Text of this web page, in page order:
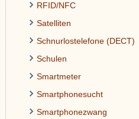
RFID/NFC
Satelliten
Schnurlostelefone (DECT)
Schulen
Smartmeter
Smartphonesucht
Smartphonezwang